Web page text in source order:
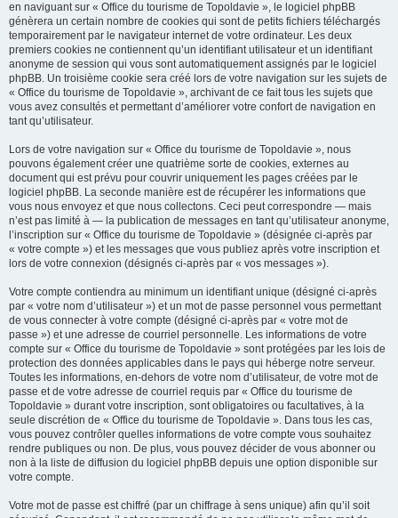
en naviguant sur « Office du tourisme de Topoldavie », le logiciel phpBB
génèrera un certain nombre de cookies qui sont de petits fichiers téléchargés
temporairement par le navigateur internet de votre ordinateur. Les deux
premiers cookies ne contiennent qu’un identifiant utilisateur et un identifiant
anonyme de session qui vous sont automatiquement assignés par le logiciel
phpBB. Un troisième cookie sera créé lors de votre navigation sur les sujets de
« Office du tourisme de Topoldavie », archivant de ce fait tous les sujets que
vous avez consultés et permettant d’améliorer votre confort de navigation en
tant qu’utilisateur.
Lors de votre navigation sur « Office du tourisme de Topoldavie », nous
pouvons également créer une quatrième sorte de cookies, externes au
document qui est prévu pour couvrir uniquement les pages créées par le
logiciel phpBB. La seconde manière est de récupérer les informations que
vous nous envoyez et que nous collectons. Ceci peut correspondre — mais
n’est pas limité à — la publication de messages en tant qu’utilisateur anonyme,
l’inscription sur « Office du tourisme de Topoldavie » (désignée ci-après par
« votre compte ») et les messages que vous publiez après votre inscription et
lors de votre connexion (désignés ci-après par « vos messages »).
Votre compte contiendra au minimum un identifiant unique (désigné ci-après
par « votre nom d’utilisateur ») et un mot de passe personnel vous permettant
de vous connecter à votre compte (désigné ci-après par « votre mot de
passe ») et une adresse de courriel personnelle. Les informations de votre
compte sur « Office du tourisme de Topoldavie » sont protégées par les lois de
protection des données applicables dans le pays qui héberge notre serveur.
Toutes les informations, en-dehors de votre nom d’utilisateur, de votre mot de
passe et de votre adresse de courriel requis par « Office du tourisme de
Topoldavie » durant votre inscription, sont obligatoires ou facultatives, à la
seule discrétion de « Office du tourisme de Topoldavie ». Dans tous les cas,
vous pouvez contrôler quelles informations de votre compte vous souhaitez
rendre publiques ou non. De plus, vous pouvez décider de vous abonner ou
non à la liste de diffusion du logiciel phpBB depuis une option disponible sur
votre compte.
Votre mot de passe est chiffré (par un chiffrage à sens unique) afin qu’il soit